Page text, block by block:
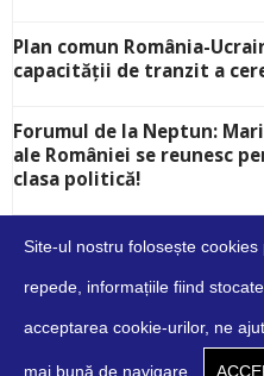
Plan comun România-
capacității de tranzit a
Forumul de la Neptun:
ale României se reunesc
clasa politică!
Site-ul nostru folosește
repede, informațiile fiind
acceptarea cookie-urilor, ne
mai bună de navigare.